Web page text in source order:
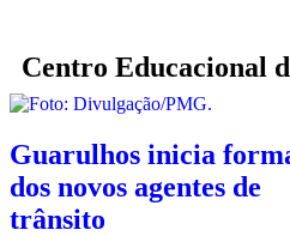
Centro Educacional
Guarulhos inicia
dos novos agentes de
trânsito